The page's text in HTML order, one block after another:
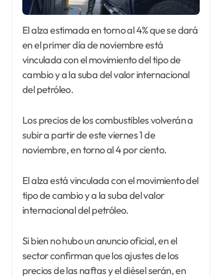
El alza estimada en torno al 4% que se dará
en el primer día de noviembre está
vinculada con el movimiento del tipo de
cambio y a la suba del valor internacional
del petróleo.
Los precios de los combustibles volverán a
subir a partir de este viernes 1 de
noviembre, en torno al 4 por ciento.
El alza está vinculada con el movimiento del
tipo de cambio y a la suba del valor
internacional del petróleo.
Si bien no hubo un anuncio oficial, en el
sector confirman que los ajustes de los
precios de las naftas y el diésel serán, en